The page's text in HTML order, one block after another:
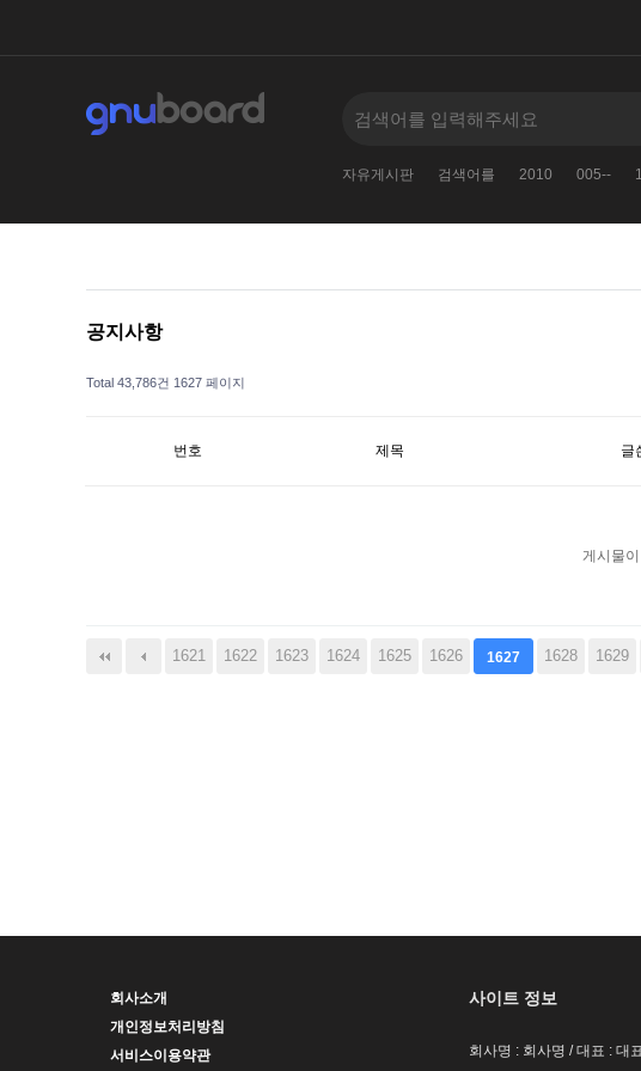
자유게시판 검색어를 2010 005--
공지사항
Total 43,786건 1627 페이지
번호 제목 글
게시물
1621 1622 1623 1624 1625 1626 1627 1628 1629
다음 맨끝
회사소개
개인정보처리방침
서비스이용약관
사이트 정보
회사명 : 회사명 / 대표 : 대